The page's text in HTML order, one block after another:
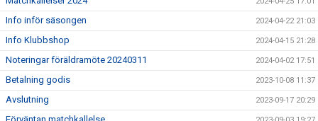
Info inför säsongen 2024-04-22 21:03
Info Klubbshop 2024-04-15 21:28
Noteringar föräldramöte 20240311 2024-04-02 17:51
Betalning godis 2023-10-08 11:37
Avslutning 2023-09-17 20:29